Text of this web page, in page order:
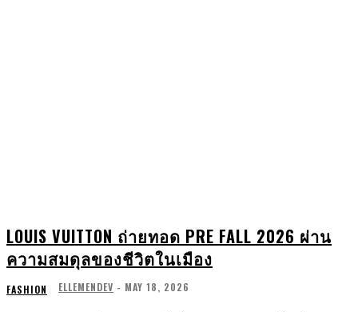
LOUIS VUITTON ถ่ายทอด PRE FALL 2026 ผ่าน
ความสมดุลของชีวิตในเมือง
FASHION ELLEMENDEV - MAY 18, 2026